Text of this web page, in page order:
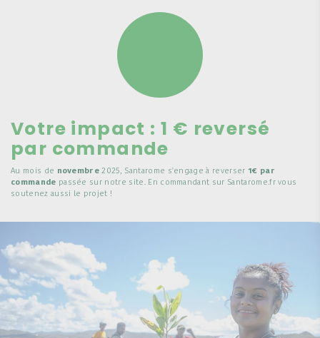
Votre impact : 1 € reversé
par commande
Au mois de novembre 2025, Santarome s'engage à reverser 1€ par
commande passée sur notre site. En commandant sur Santarome.fr vous
soutenez aussi le projet !